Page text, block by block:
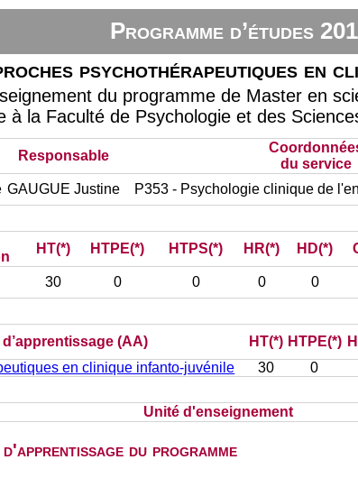
Programme d’études
psychothérapeutiques en
du programme de Master en
à la Faculté de Psychologie et des
Responsable
du service
GAUGUE Justine P353 - Psychologie clinique de
HT(*) HTPE(*) HTPS(*) HR(*) HD(*)
30 0 0 0 0
(AA) HT(*) HTPE(*)
en clinique infanto-juvénile 30 0
Unité d'enseignement
du programme